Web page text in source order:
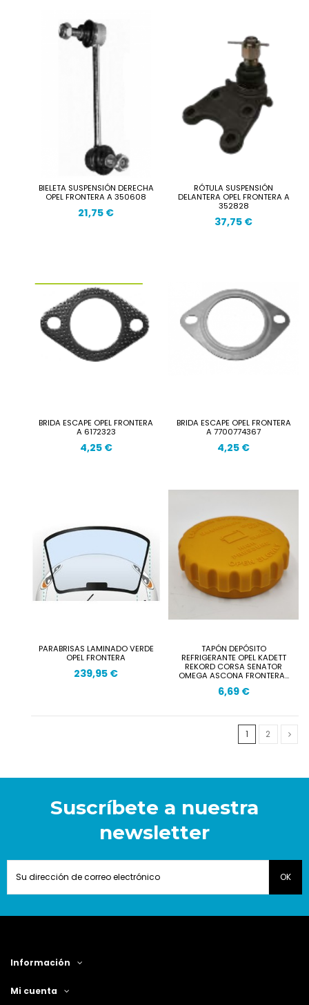
BIELETA SUSPENSIÓN DERECHA
OPEL FRONTERA A 350608
21,75 €
RÓTULA SUSPENSIÓN
DELANTERA OPEL FRONTERA A
352828
37,75 €
BRIDA ESCAPE OPEL FRONTERA
A 6172323
4,25 €
BRIDA ESCAPE OPEL FRONTERA
A 7700774367
4,25 €
PARABRISAS LAMINADO VERDE
OPEL FRONTERA
239,95 €
TAPÓN DEPÓSITO
REFRIGERANTE OPEL KADETT
REKORD CORSA SENATOR
OMEGA ASCONA FRONTERA...
6,69 €
1 2
Suscríbete a nuestra
newsletter
Información
Mi cuenta